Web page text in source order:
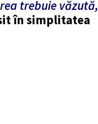
trebuie văzută,
în simplitatea